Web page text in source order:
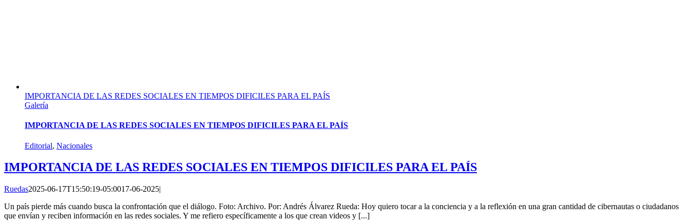
IMPORTANCIA DE LAS REDES SOCIALES EN TIEMPOS DIFICILES PARA EL PAÍS
Galería
IMPORTANCIA DE LAS REDES SOCIALES EN TIEMPOS DIFICILES PARA EL PAÍS
Editorial, Nacionales
IMPORTANCIA DE LAS REDES SOCIALES EN TIEMPOS DIFICILES PARA EL PAÍS
Ruedas2025-06-17T15:50:19-05:0017-06-2025|
Un país pierde más cuando busca la confrontación que el diálogo. Foto: Archivo. Por: Andrés Álvarez Rueda: Hoy quiero tocar a la conciencia y a la reflexión en una gran cantidad de cibernautas o ciudadanos
que envían y reciben información en las redes sociales. Y me refiero específicamente a los que crean videos y [...]